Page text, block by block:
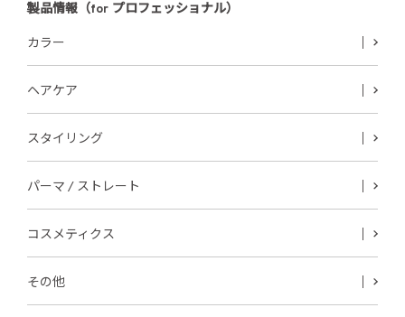
製品情報（for プロフェッショナル）
カラー
ヘアケア
スタイリング
パーマ / ストレート
コスメティクス
その他